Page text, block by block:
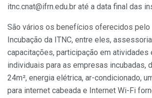
itnc.cnat@ifrn.edu.br até a data final das
São vários os benefícios oferecidos pelo
Incubação da ITNC, entre eles,
capacitações, participação em atividades
individuais para as empresas incubadas,
24m², energia elétrica, ar-condicionado,
para internet cabeada e Internet Wi-Fi